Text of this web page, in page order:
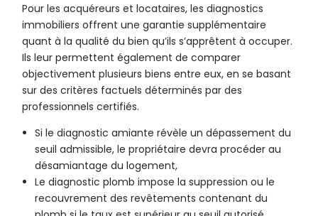
Pour les acquéreurs et locataires, les diagnostics
immobiliers offrent une garantie supplémentaire
quant à la qualité du bien qu’ils s’apprêtent à occuper.
Ils leur permettent également de comparer
objectivement plusieurs biens entre eux, en se basant
sur des critères factuels déterminés par des
professionnels certifiés.
Si le diagnostic amiante révèle un dépassement du
seuil admissible, le propriétaire devra procéder au
désamiantage du logement,
Le diagnostic plomb impose la suppression ou le
recouvrement des revêtements contenant du